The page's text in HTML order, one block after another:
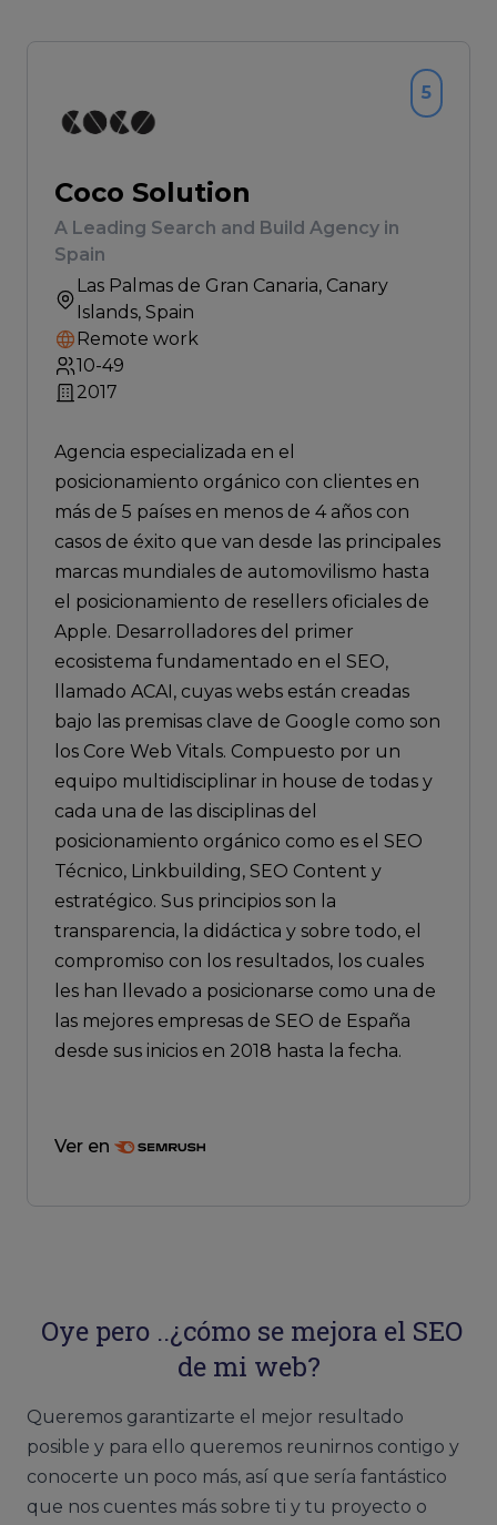
Coco Solution
A Leading Search and Build Agency in
Spain
Las Palmas de Gran Canaria, Canary
Islands, Spain
Remote work
10-49
2017
5
Agencia especializada en el
posicionamiento orgánico con clientes en
más de 5 países en menos de 4 años con
casos de éxito que van desde las principales
marcas mundiales de automovilismo hasta
el posicionamiento de resellers oficiales de
Apple. Desarrolladores del primer
ecosistema fundamentado en el SEO,
llamado ACAI, cuyas webs están creadas
bajo las premisas clave de Google como son
los Core Web Vitals. Compuesto por un
equipo multidisciplinar in house de todas y
cada una de las disciplinas del
posicionamiento orgánico como es el SEO
Técnico, Linkbuilding, SEO Content y
estratégico. Sus principios son la
transparencia, la didáctica y sobre todo, el
compromiso con los resultados, los cuales
les han llevado a posicionarse como una de
las mejores empresas de SEO de España
desde sus inicios en 2018 hasta la fecha.
Ver en
Oye pero ..¿cómo se mejora el SEO
de mi web?
Queremos garantizarte el mejor resultado
posible y para ello queremos reunirnos contigo y
conocerte un poco más, así que sería fantástico
que nos cuentes más sobre ti y tu proyecto o